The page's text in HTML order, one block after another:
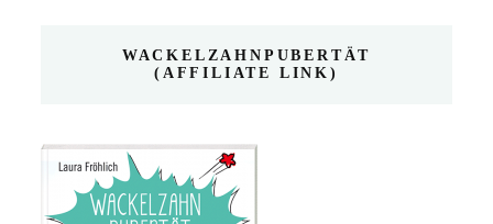
WACKELZAHNPUBERTÄT
(AFFILIATE LINK)